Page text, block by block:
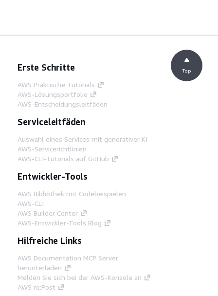
Erste Schritte
AWS Praktische Tutorials
AWS-Lösungsportfolio
AWS-Entscheidungsleitfäden
Serviceleitfäden
Auswahl eines Services mit generativer KI
AWS-Servicerichtlinien
AWS-CLI-Tutorials auf GitHub
Entwickler-Tools
AWS Bibliothek mit Codebeispielen
AWS-CLI
AWS Builder Center
AWS-Entwickler-Tools Blog
Hilfreiche Links
AWS Documentation MCP Server
herunterladen
Melden Sie sich bei der AWS-Konsole an
AWS re:Post
Top